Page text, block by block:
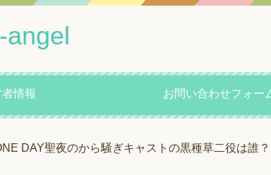
情報 お問い合わせフォー
DAY聖夜のから騒ぎキャストの黒種草二役は誰